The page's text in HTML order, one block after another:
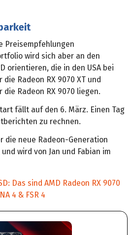
Preisempfehlungen
wird sich aber an den
orientieren, die in den USA bei
Radeon RX 9070 XT und
die Radeon RX 9070 liegen.
fällt auf den 6. März. Einen Tag
zu rechnen.
die neue Radeon-Generation
wird von Jan und Fabian im
Das sind AMD Radeon RX 9070
4 & FSR 4